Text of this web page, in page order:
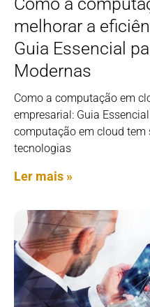
melhorar a
Guia Essencial
Modernas
Como a computação em
empresarial: Guia
computação em cloud tem
tecnologias
Ler mais »